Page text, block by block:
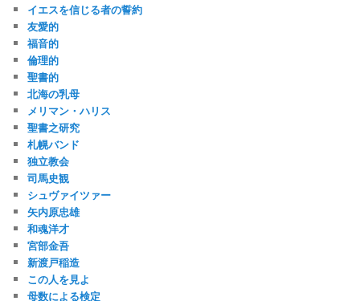
イエスを信じる者の誓約
友愛的
福音的
倫理的
聖書的
北海の乳母
メリマン・ハリス
聖書之研究
札幌バンド
独立教会
司馬史観
シュヴァイツァー
矢内原忠雄
和魂洋才
宮部金吾
新渡戸稲造
この人を見よ
母数による検定